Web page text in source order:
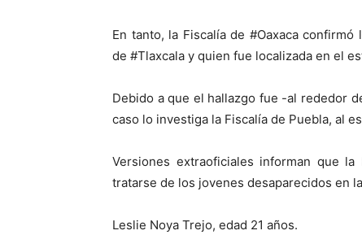
En tanto, la Fiscalía de #Oaxaca
de #Tlaxcala y quien fue localizada en el
Debido a que el hallazgo fue -al rededor
caso lo investiga la Fiscalía de Puebla, al
Versiones extraoficiales informan que
tratarse de los jovenes desaparecidos en
Leslie Noya Trejo, edad 21 años.